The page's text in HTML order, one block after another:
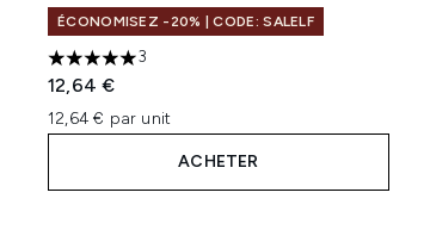
ÉCONOMISEZ -20% | CODE: SALELF
5 étoiles sur un maximum de 5
3
12,64 €
12,64 € par unit
ACHETER